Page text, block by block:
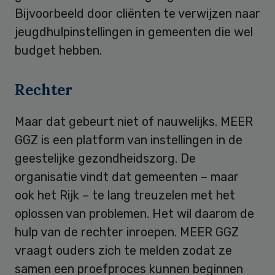
Bijvoorbeeld door cliënten te verwijzen naar
jeugdhulpinstellingen in gemeenten die wel
budget hebben.
Rechter
Maar dat gebeurt niet of nauwelijks. MEER
GGZ is een platform van instellingen in de
geestelijke gezondheidszorg. De
organisatie vindt dat gemeenten – maar
ook het Rijk – te lang treuzelen met het
oplossen van problemen. Het wil daarom de
hulp van de rechter inroepen. MEER GGZ
vraagt ouders zich te melden zodat ze
samen een proefproces kunnen beginnen